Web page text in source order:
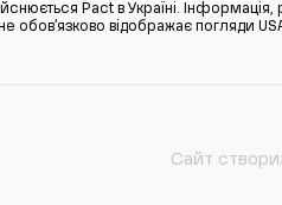
Pact в Україні. Інформація,
обов’язково відображає погляди
Сайт